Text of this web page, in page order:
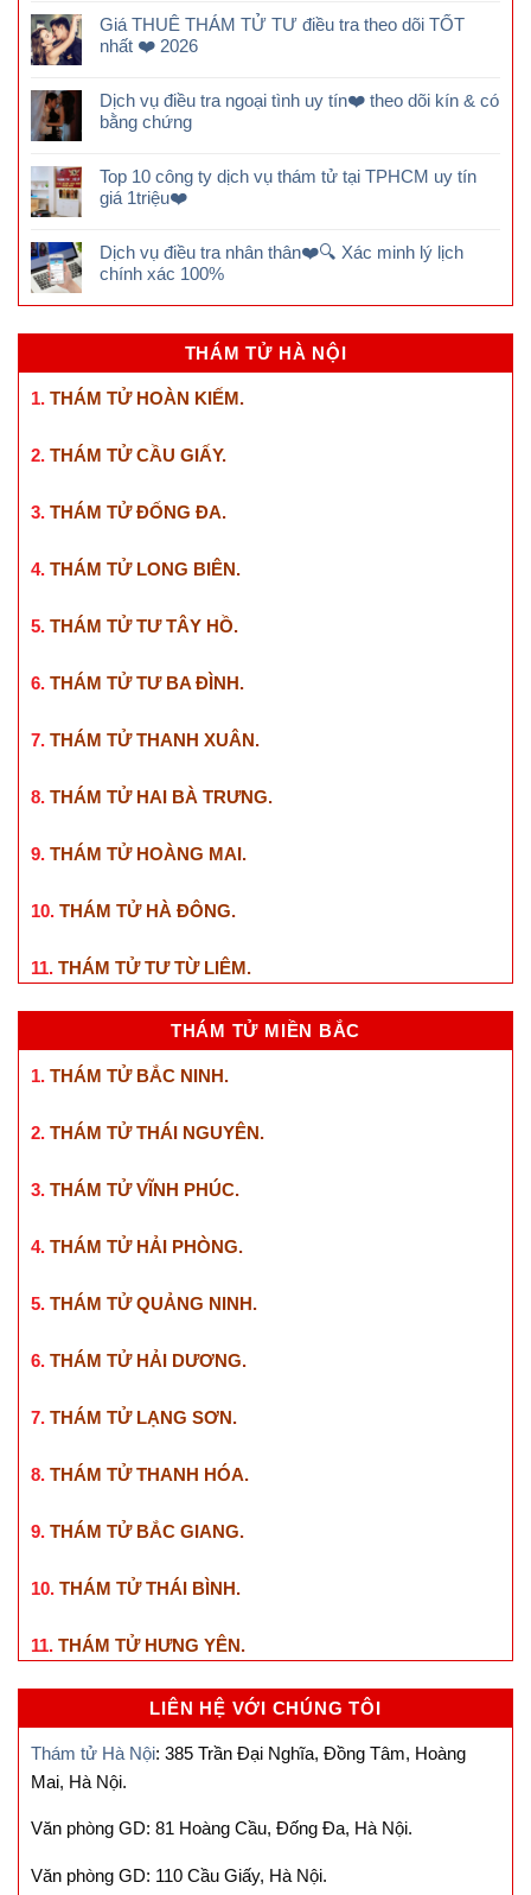
Giá THUÊ THÁM TỬ TƯ điều tra theo dõi TỐT
nhất ❤️ 2026
Dịch vụ điều tra ngoại tình uy tín❤️ theo dõi kín & có
bằng chứng
Top 10 công ty dịch vụ thám tử tại TPHCM uy tín
giá 1triệu❤️
Dịch vụ điều tra nhân thân❤️🔍 Xác minh lý lịch
chính xác 100%
THÁM TỬ HÀ NỘI
1. THÁM TỬ HOÀN KIẾM.
2. THÁM TỬ CẦU GIẤY.
3. THÁM TỬ ĐỐNG ĐA.
4. THÁM TỬ LONG BIÊN.
5. THÁM TỬ TƯ TÂY HỒ.
6. THÁM TỬ TƯ BA ĐÌNH.
7. THÁM TỬ THANH XUÂN.
8. THÁM TỬ HAI BÀ TRƯNG.
9. THÁM TỬ HOÀNG MAI.
10. THÁM TỬ HÀ ĐÔNG.
11. THÁM TỬ TƯ TỪ LIÊM.
THÁM TỬ MIỀN BẮC
1. THÁM TỬ BẮC NINH.
2. THÁM TỬ THÁI NGUYÊN.
3. THÁM TỬ VĨNH PHÚC.
4. THÁM TỬ HẢI PHÒNG.
5. THÁM TỬ QUẢNG NINH.
6. THÁM TỬ HẢI DƯƠNG.
7. THÁM TỬ LẠNG SƠN.
8. THÁM TỬ THANH HÓA.
9. THÁM TỬ BẮC GIANG.
10. THÁM TỬ THÁI BÌNH.
11. THÁM TỬ HƯNG YÊN.
LIÊN HỆ VỚI CHÚNG TÔI
Thám tử Hà Nội: 385 Trần Đại Nghĩa, Đồng Tâm, Hoàng
Mai, Hà Nội.
Văn phòng GD: 81 Hoàng Cầu, Đống Đa, Hà Nội.
Văn phòng GD: 110 Cầu Giấy, Hà Nội.